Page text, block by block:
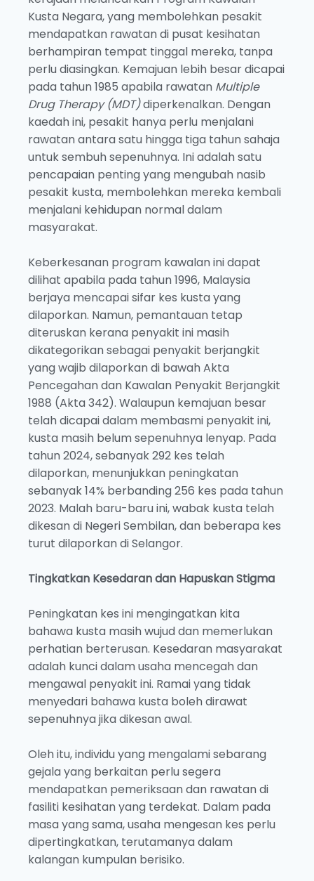
Kusta Negara, yang membolehkan pesakit
mendapatkan rawatan di pusat kesihatan
berhampiran tempat tinggal mereka, tanpa
perlu diasingkan. Kemajuan lebih besar dicapai
pada tahun 1985 apabila rawatan Multiple
Drug Therapy (MDT)diperkenalkan. Dengan
kaedah ini, pesakit hanya perlu menjalani
rawatan antara satu hingga tiga tahun sahaja
untuk sembuh sepenuhnya. Ini adalah satu
pencapaian penting yang mengubah nasib
pesakit kusta, membolehkan mereka kembali
menjalani kehidupan normal dalam
masyarakat.
Keberkesanan program kawalan ini dapat
dilihat apabila pada tahun 1996, Malaysia
berjaya mencapai sifar kes kusta yang
dilaporkan. Namun, pemantauan tetap
diteruskan kerana penyakit ini masih
dikategorikan sebagai penyakit berjangkit
yang wajib dilaporkan di bawah Akta
Pencegahan dan Kawalan Penyakit Berjangkit
1988 (Akta 342). Walaupun kemajuan besar
telah dicapai dalam membasmi penyakit ini,
kusta masih belum sepenuhnya lenyap. Pada
tahun 2024, sebanyak 292 kes telah
dilaporkan, menunjukkan peningkatan
sebanyak 14% berbanding 256 kes pada tahun
2023. Malah baru-baru ini, wabak kusta telah
dikesan di Negeri Sembilan, dan beberapa kes
turut dilaporkan di Selangor.
Tingkatkan Kesedaran dan Hapuskan Stigma
Peningkatan kes ini mengingatkan kita
bahawa kusta masih wujud dan memerlukan
perhatian berterusan. Kesedaran masyarakat
adalah kunci dalam usaha mencegah dan
mengawal penyakit ini. Ramai yang tidak
menyedari bahawa kusta boleh dirawat
sepenuhnya jika dikesan awal.
Oleh itu, individu yang mengalami sebarang
gejala yang berkaitan perlu segera
mendapatkan pemeriksaan dan rawatan di
fasiliti kesihatan yang terdekat. Dalam pada
masa yang sama, usaha mengesan kes perlu
dipertingkatkan, terutamanya dalam
kalangan kumpulan berisiko.